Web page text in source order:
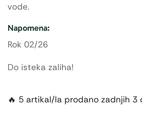
vode.
Napomena:
Rok 02/26
Do isteka zaliha!
🔥 5 artikal/la prodano zadnjih 3